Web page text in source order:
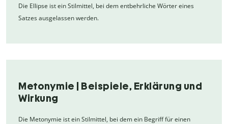
Die Ellipse ist ein Stilmittel, bei dem entbehrliche Wörter eines
Satzes ausgelassen werden.
Metonymie | Beispiele, Erklärung und
Wirkung
Die Metonymie ist ein Stilmittel, bei dem ein Begriff für einen